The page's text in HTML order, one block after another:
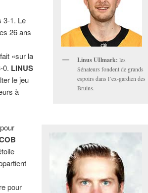
Linus UIlmark: les
Sénateurs fondent de grands
espoirs dans l’ex-gardien des
Bruins.
3-1. Le
26 ans
«sur la
0. LINUS
le jeu
à
pour